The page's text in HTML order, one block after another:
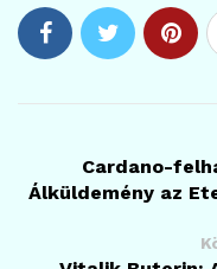
Cardano-
Álküldemény az